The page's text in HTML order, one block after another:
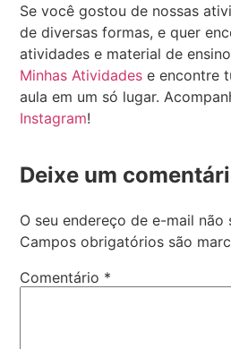
Se você gostou de nossas
de diversas formas, e quer
atividades e material de
Minhas Atividades e encontre
aula em um só lugar.
Instagram!
Deixe um
O seu endereço de e-mail não
Campos obrigatórios são
Comentário *